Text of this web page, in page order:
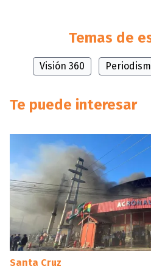
Temas de
Visión 360
Te puede interesar
Santa Cruz